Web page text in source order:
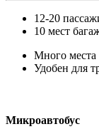
12-20
10 мест
Много места
Удобен для
Микроавтобус